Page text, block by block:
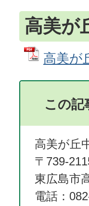
高美が
高美が
この記
高美が丘
〒739-
東広島市
電話：